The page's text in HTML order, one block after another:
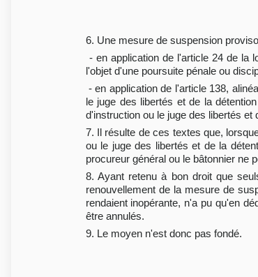
6. Une mesure de suspension
- en application de l'article 24 de la
l'objet d'une poursuite pénale ou
- en application de l'article 138,
le juge des libertés et de la
d'instruction ou le juge des libertés et
7. Il résulte de ces textes que,
ou le juge des libertés et de la
procureur général ou le bâtonnier ne
8. Ayant retenu à bon droit que
renouvellement de la mesure de
rendaient inopérante, n'a pu qu'en
être annulés.
9. Le moyen n'est donc pas fondé.